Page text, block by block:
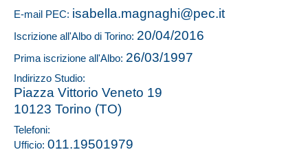
E-mail PEC: isabella.magnaghi@pec.it
Iscrizione all'Albo di Torino: 20/04/2016
Prima iscrizione all'Albo: 26/03/1997
Indirizzo Studio:
Piazza Vittorio Veneto 19
10123 Torino (TO)
Telefoni:
Ufficio: 011.19501979